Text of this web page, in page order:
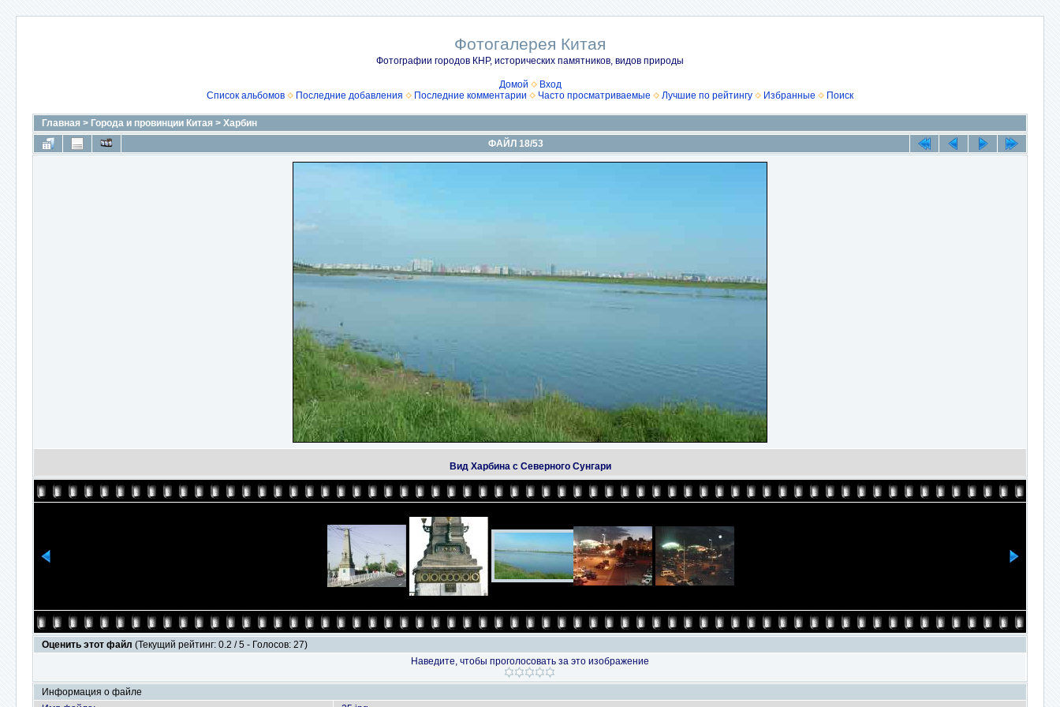
Фотогалерея Китая
Фотографии городов КНР, исторических памятников, видов природы
Домой
Вход
Список альбомов
Последние добавления Последние комментарии Часто просматриваемые Лучшие по рейтингу Избранные Поиск
Главная > Города и провинции Китая > Харбин
ФАЙЛ 18/53
Вид Харбина с Северного Сунгари
Оценить этот файл (Текущий рейтинг: 0.2 / 5 - Голосов: 27)
Наведите, чтобы проголосовать за это изображение
Информация о файле